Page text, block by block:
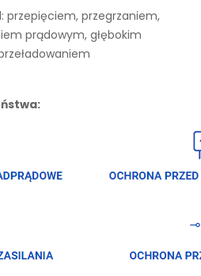
przepięciem, przegrzaniem,
prądowym, głębokim